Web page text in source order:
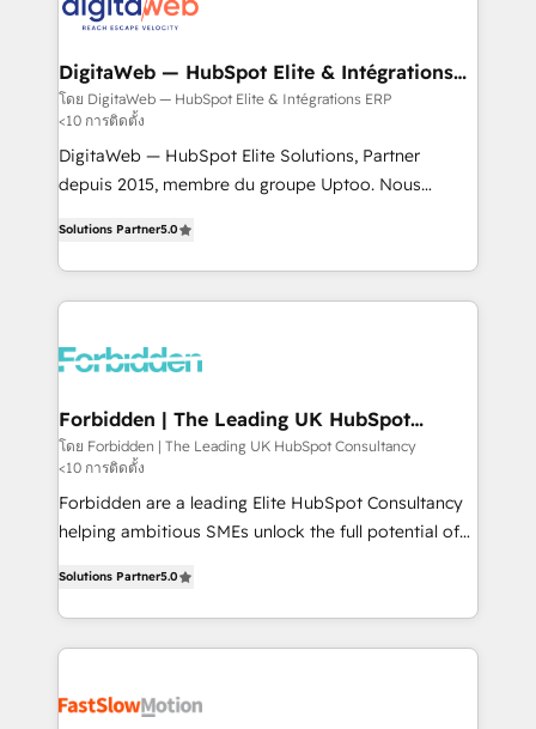
tailored to your GTM motion. 🔹 Migrations: Move
downtime. 🔹 RevOps Strategy: Align teams,
processes, and data to drive revenue efficiency. 🔹
Integrations: Connect HubSpot with your tech stack
for better adoption. 🔹 Custom Solutions: Build
tailored apps, workflows, and configurations. We are
our commitment to data security and compliance. At
OneMetric, we help revenue teams focus on the
OneMetric that matters most: revenue.
DigitaWeb — HubSpot Elite & Intégrations
ERP
โดย DigitaWeb — HubSpot Elite & Intégrations ERP
<10 การติดตั้ง
DigitaWeb — HubSpot Elite Solutions, Partner
depuis 2015, membre du groupe Uptoo. Nous
Ventes et Service sur HubSpot grâce à la Revenue
Architecture : alignement des équipes, pipeline
prévisible, croissance mesurable. 🔌 Intégrations
Dynamics..), VOIP (Aircall, Ringover, Modjo), Shopify,
Extensions (React), Serverless Node.js, Custom
Objects, thèmes HubL, agents IA & Breeze AI. 🎯
Secteurs : Industrie, Distribution B2B, SaaS, Services
B2B, Immobilier, Viticulture, Finance. 🚀 Nos livrables
: migration sécurisée, implémentation Marketing +
HubSpot temps réel, formation équipes. 🏆 +350
projets livrés. Accrédités HubSpot CRM
Implementation, Data Migration & Custom
digitaweb.com
Solutions Partner5.0
Forbidden | The Leading UK HubSpot
Consultancy
โดย Forbidden | The Leading UK HubSpot Consultancy
<10 การติดตั้ง
Forbidden are a leading Elite HubSpot Consultancy
helping ambitious SMEs unlock the full potential of
but never see the ROI they expected due to poor
adoption, messy data, and disconnected teams
getting in the way. That’s where we come in. We
design, implement, and optimise HubSpot so it
Solutions Partner5.0